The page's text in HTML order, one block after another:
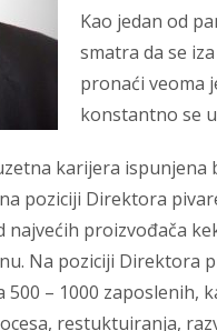
Kao jedan od
smatra da se
pronaći veoma
konstantno se
karijera
poziciji Direktora
najvećih proizvođača
Na poziciji Direktora
– 1000
restuktuiranja,